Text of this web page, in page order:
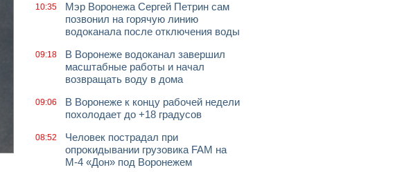
10:35
Мэр Воронежа Сергей Петрин сам
позвонил на горячую линию
водоканала после отключения воды
09:18
В Воронеже водоканал завершил
масштабные работы и начал
возвращать воду в дома
09:06
В Воронеже к концу рабочей недели
похолодает до +18 градусов
08:52
Человек пострадал при
опрокидывании грузовика FAM на
М-4 «Дон» под Воронежем